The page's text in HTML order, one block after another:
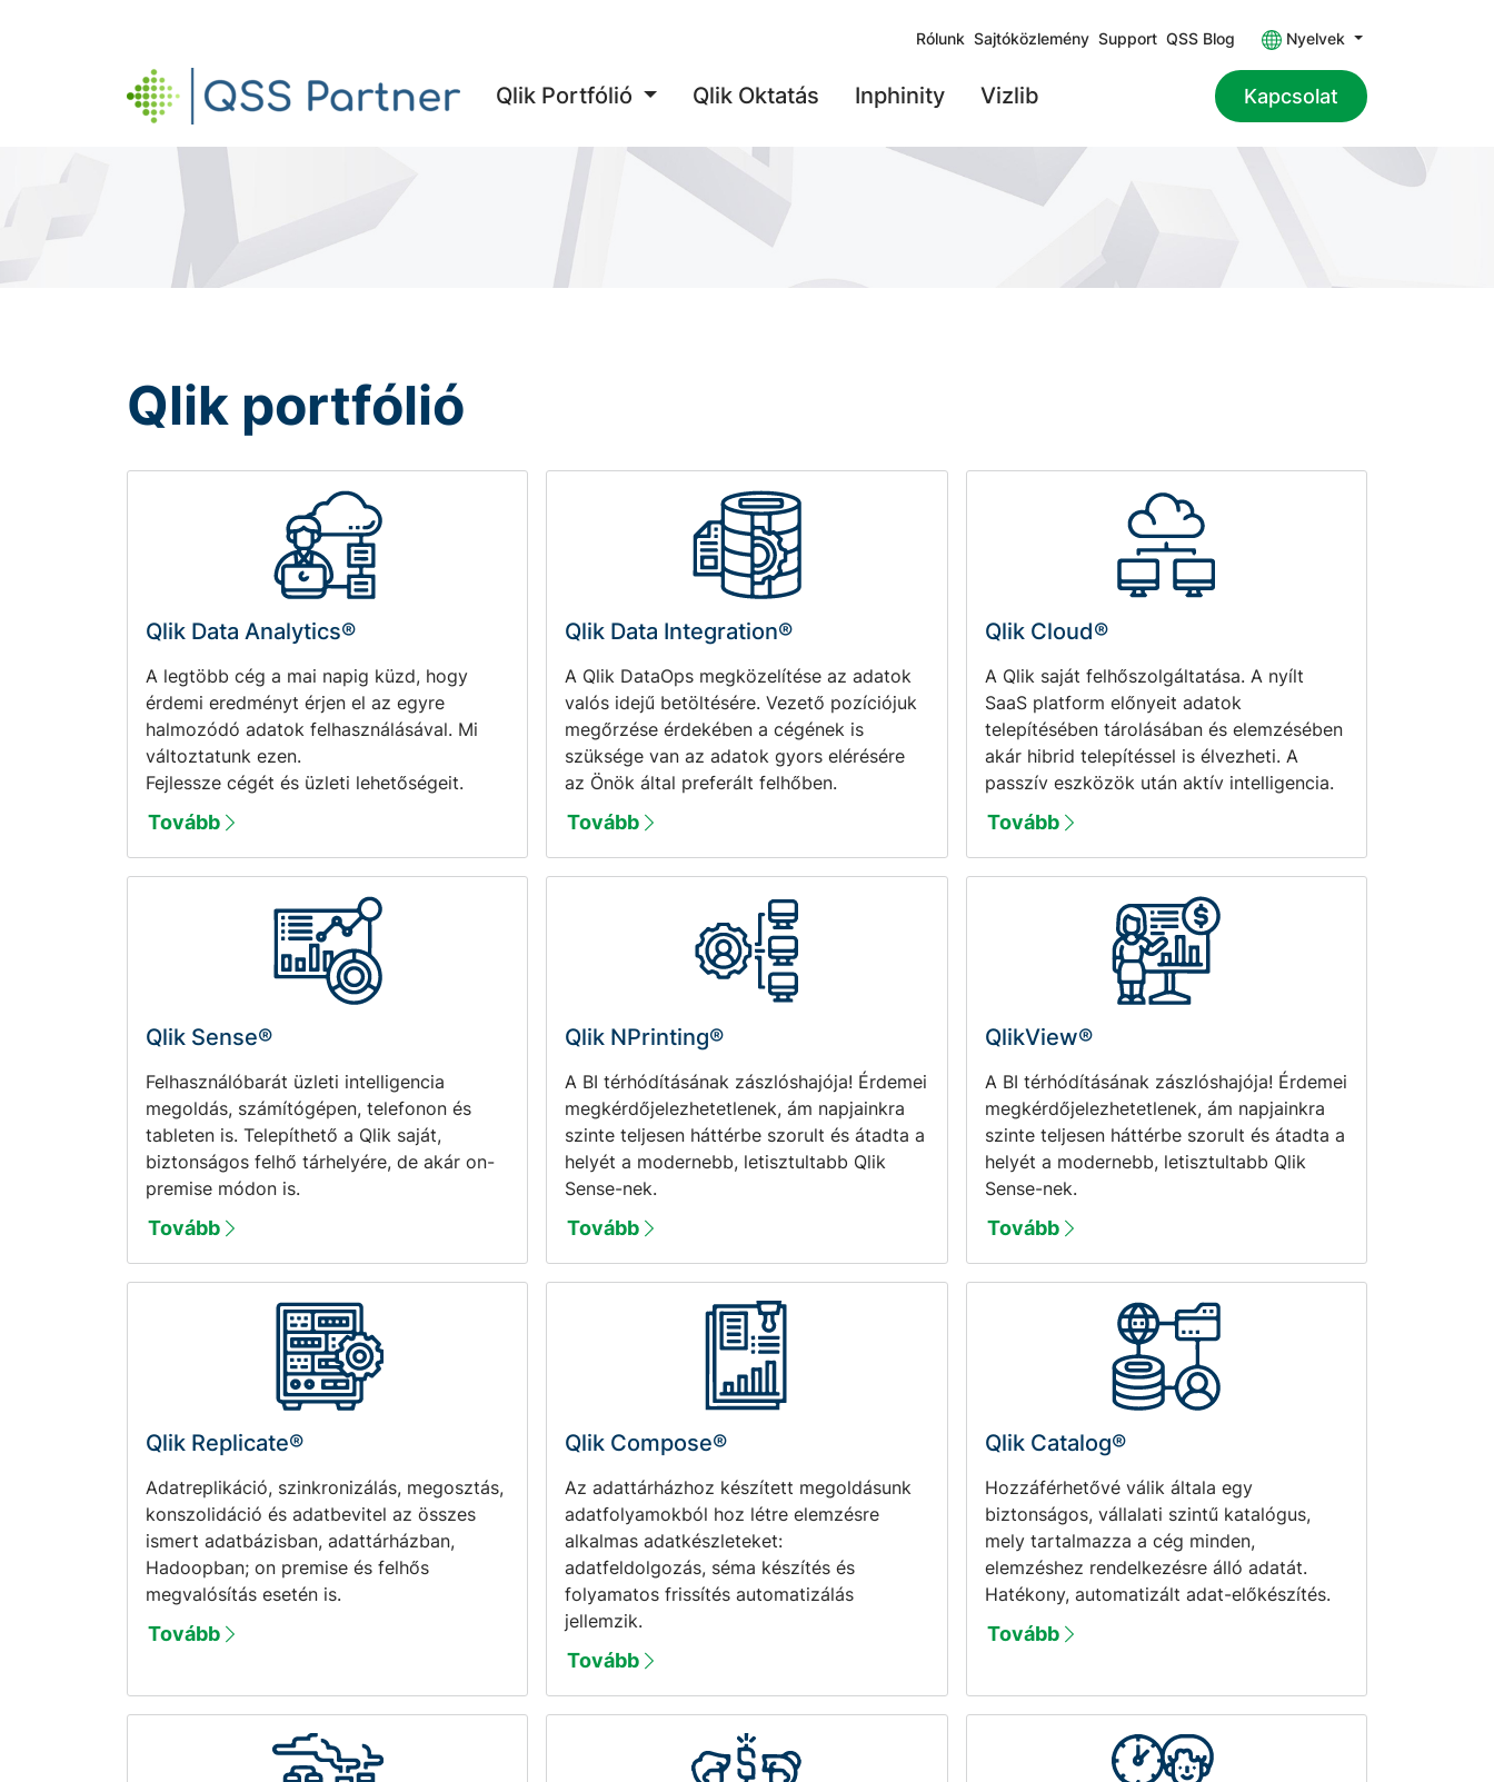
Rólunk Sajtóközlemény Support QSS Blog Nyelvek
QSS PARTNER
Qlik Portfólió Qlik Oktatás Inphinity Vizlib Kapcsolat
Qlik portfólió
Qlik Data Analytics®
A legtöbb cég a mai napig küzd, hogy
érdemi eredményt érjen el az egyre
halmozódó adatok felhasználásával. Mi
változtatunk ezen.
Fejlessze cégét és üzleti lehetőségeit.
Tovább
Qlik Data Integration®
A Qlik DataOps megközelítése az adatok
valós idejű betöltésére. Vezető pozíciójuk
megőrzése érdekében a cégének is
szüksége van az adatok gyors elérésére
az Önök által preferált felhőben.
Tovább
Qlik Cloud®
A Qlik saját felhőszolgáltatása. A nyílt
SaaS platform előnyeit adatok
telepítésében tárolásában és elemzésében
akár hibrid telepítéssel is élvezheti. A
passzív eszközök után aktív intelligencia.
Tovább
Qlik Sense®
Felhasználóbarát üzleti intelligencia
megoldás, számítógépen, telefonon és
tableten is. Telepíthető a Qlik saját,
biztonságos felhő tárhelyére, de akár on-
premise módon is.
Tovább
Qlik NPrinting®
A BI térhódításának zászlóshajója! Érdemei
megkérdőjelezhetetlenek, ám napjainkra
szinte teljesen háttérbe szorult és átadta a
helyét a modernebb, letisztultabb Qlik
Sense-nek.
Tovább
QlikView®
A BI térhódításának zászlóshajója! Érdemei
megkérdőjelezhetetlenek, ám napjainkra
szinte teljesen háttérbe szorult és átadta a
helyét a modernebb, letisztultabb Qlik
Sense-nek.
Tovább
Qlik Replicate®
Adatreplikáció, szinkronizálás, megosztás,
konszolidáció és adatbevitel az összes
ismert adatbázisban, adattárházban,
Hadoopban; on premise és felhős
megvalósítás esetén is.
Tovább
Qlik Compose®
Az adattárházhoz készített megoldásunk
adatfolyamokból hoz létre elemzésre
alkalmas adatkészleteket:
adatfeldolgozás, séma készítés és
folyamatos frissítés automatizálás
jellemzik.
Tovább
Qlik Catalog®
Hozzáférhetővé válik általa egy
biztonságos, vállalati szintű katalógus,
mely tartalmazza a cég minden,
elemzéshez rendelkezésre álló adatát.
Hatékony, automatizált adat-előkészítés.
Tovább